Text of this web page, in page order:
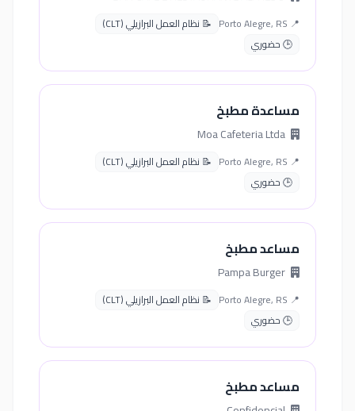
📍 Porto Alegre, RS
📝 نظام العمل البرازيلي (CLT)
🕒 حضوري
مساعدة مطبخ
📍 Porto Alegre, RS
📝 نظام العمل البرازيلي (CLT)
🕒 حضوري
مساعد مطبخ
📍 Porto Alegre, RS
📝 نظام العمل البرازيلي (CLT)
🕒 حضوري
مساعد مطبخ